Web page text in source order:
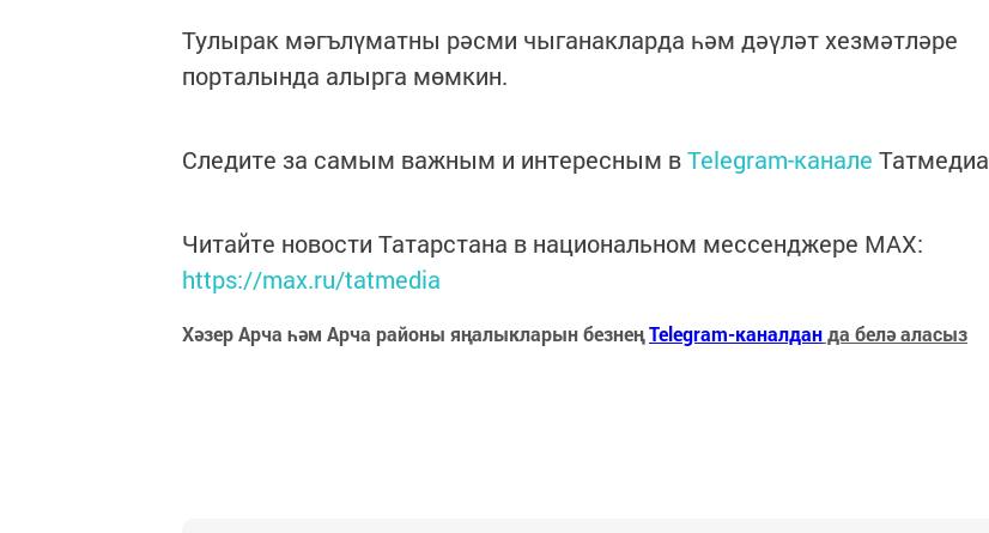
Тулырак мәгълүматны рәсми чыганакларда һәм дәүләт хезмәтләре
порталында алырга мөмкин.
Следите за самым важным и интересным вTelegram-канале Татмедиа
Читайте новости Татарстана в национальном мессенджере MАХ:
https://max.ru/tatmedia
Хәзер Арча һәм Арча районы яңалыкларын безнеңTelegram-каналданда белә аласыз